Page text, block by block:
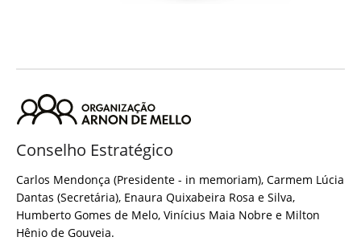
Conselho Estratégico
Carlos Mendonça (Presidente - in memoriam), Carmem Lúcia
Dantas (Secretária), Enaura Quixabeira Rosa e Silva,
Humberto Gomes de Melo, Vinícius Maia Nobre e Milton
Hênio de Gouveia.